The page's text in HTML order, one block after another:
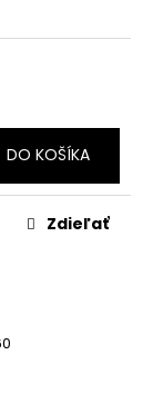
DO KOŠÍKA
Zdieľať